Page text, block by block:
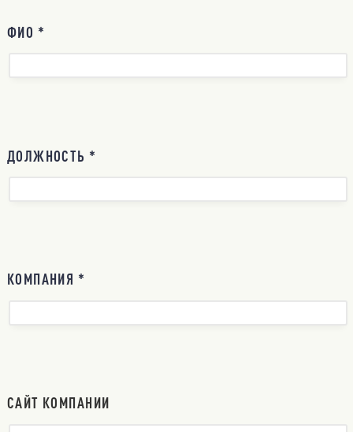
ФИО *
ДОЛЖНОСТЬ *
КОМПАНИЯ *
САЙТ КОМПАНИИ